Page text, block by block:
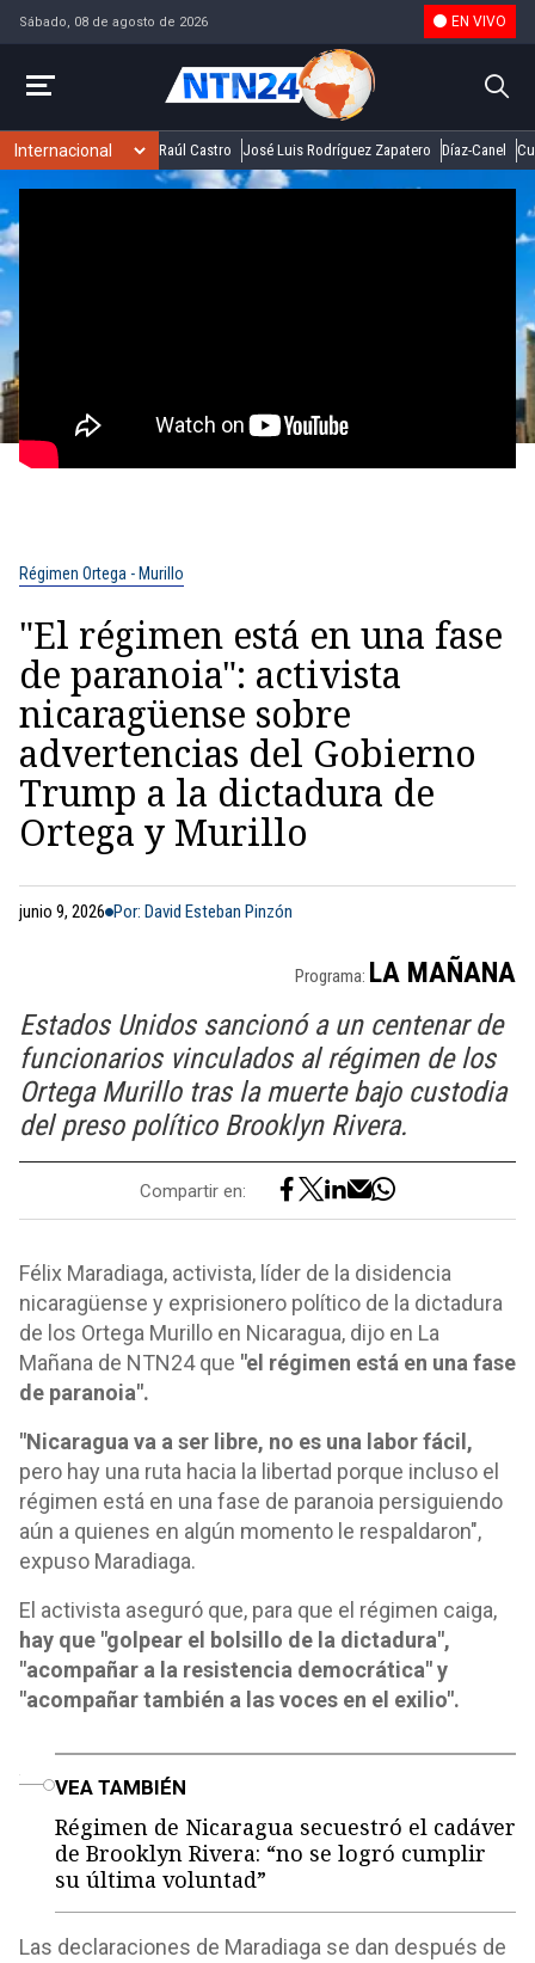
Sábado, 08 de agosto de 2026 EN VIVO
Raúl Castro José Luis Rodríguez Zapatero Díaz-Canel
Régimen Ortega - Murillo
"El régimen está en una fase
de paranoia": activista
nicaragüense sobre
advertencias del Gobierno
Trump a la dictadura de
Ortega y Murillo
junio 9, 2026 Por: David Esteban Pinzón
Programa: LA MAÑANA
Estados Unidos sancionó a un centenar de
funcionarios vinculados al régimen de los
Ortega Murillo tras la muerte bajo custodia
del preso político Brooklyn Rivera.
Compartir en:
Félix Maradiaga, activista, líder de la disidencia
nicaragüense y exprisionero político de la dictadura
de los Ortega Murillo en Nicaragua, dijo en La
Mañana de NTN24 que "el régimen está en una fase
de paranoia".
"Nicaragua va a ser libre, no es una labor fácil,
pero hay una ruta hacia la libertad porque incluso el
régimen está en una fase de paranoia persiguiendo
aún a quienes en algún momento le respaldaron",
expuso Maradiaga.
El activista aseguró que, para que el régimen caiga,
hay que "golpear el bolsillo de la dictadura",
"acompañar a la resistencia democrática"y
"acompañar también a las voces en el exilio".
VEA TAMBIÉN
Régimen de Nicaragua secuestró el cadáver
de Brooklyn Rivera: “no se logró cumplir
su última voluntad”
Las declaraciones de Maradiaga se dan después de